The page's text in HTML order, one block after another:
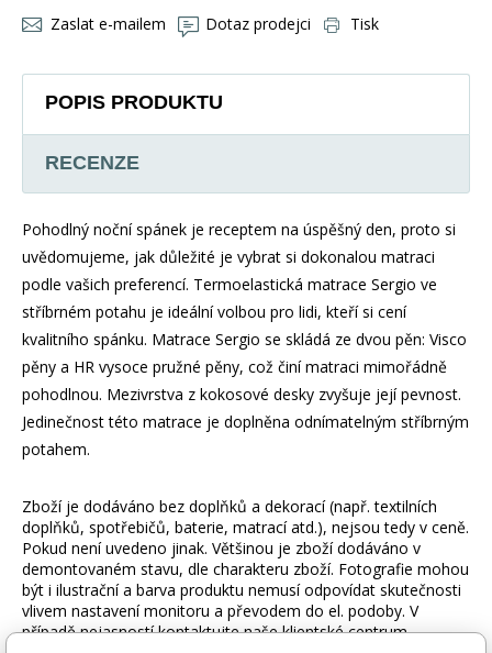
Zaslat e-mailem Dotaz prodejci Tisk
POPIS PRODUKTU
RECENZE
Pohodlný noční spánek je receptem na úspěšný den, proto si
uvědomujeme, jak důležité je vybrat si dokonalou matraci
podle vašich preferencí. Termoelastická matrace Sergio ve
stříbrném potahu je ideální volbou pro lidi, kteří si cení
kvalitního spánku. Matrace Sergio se skládá ze dvou pěn: Visco
pěny a HR vysoce pružné pěny, což činí matraci mimořádně
pohodlnou. Mezivrstva z kokosové desky zvyšuje její pevnost.
Jedinečnost této matrace je doplněna odnímatelným stříbrným
potahem.
Zboží je dodáváno bez doplňků a dekorací (např. textilních
doplňků, spotřebičů, baterie, matrací atd.), nejsou tedy v ceně.
Pokud není uvedeno jinak. Většinou je zboží dodáváno v
demontovaném stavu, dle charakteru zboží. Fotografie mohou
být i ilustrační a barva produktu nemusí odpovídat skutečnosti
vlivem nastavení monitoru a převodem do el. podoby. V
případě nejasností kontaktujte naše klientské centrum